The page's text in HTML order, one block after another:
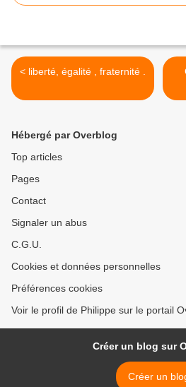
< liberté, égalité , fraternité .
Hébergé par Overblog
Top articles
Pages
Contact
Signaler un abus
C.G.U.
Cookies et données personnelles
Préférences cookies
Voir le profil de Philippe sur le portail
Créer un blog sur
Créer un